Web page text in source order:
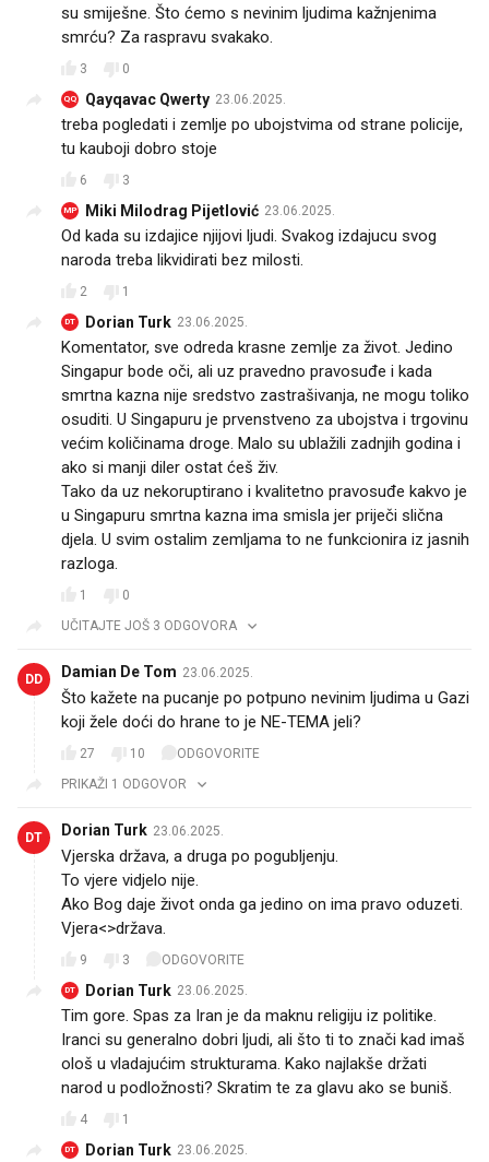
su smiješne. Što ćemo s nevinim ljudima kažnjenima
smrću? Za raspravu svakako.
3 0
QQ Qayqavac Qwerty 23.06.2025.
treba pogledati i zemlje po ubojstvima od strane policije,
tu kauboji dobro stoje
6 3
MP Miki Milodrag Pijetlović 23.06.2025.
Od kada su izdajice njijovi ljudi. Svakog izdajucu svog
naroda treba likvidirati bez milosti.
2 1
DT Dorian Turk 23.06.2025.
Komentator, sve odreda krasne zemlje za život. Jedino
Singapur bode oči, ali uz pravedno pravosuđe i kada
smrtna kazna nije sredstvo zastrašivanja, ne mogu toliko
osuditi. U Singapuru je prvenstveno za ubojstva i trgovinu
većim količinama droge. Malo su ublažili zadnjih godina i
ako si manji diler ostat ćeš živ.
Tako da uz nekoruptirano i kvalitetno pravosuđe kakvo je
u Singapuru smrtna kazna ima smisla jer priječi slična
djela. U svim ostalim zemljama to ne funkcionira iz jasnih
razloga.
1
0
UČITAJTE JOŠ 3 ODGOVORA
DD Damian De Tom 23.06.2025.
Što kažete na pucanje po potpuno nevinim ljudima u Gazi
koji žele doći do hrane to je NE-TEMA jeli?
27 10
ODGOVORITE
PRIKAŽI 1 ODGOVOR
DT Dorian Turk 23.06.2025.
Vjerska država, a druga po pogubljenju.
To vjere vidjelo nije.
Ako Bog daje život onda ga jedino on ima pravo oduzeti.
Vjera<>država.
9 3 ODGOVORITE
DT Dorian Turk 23.06.2025.
Tim gore. Spas za Iran je da maknu religiju iz politike.
Iranci su generalno dobri ljudi, ali što ti to znači kad imaš
ološ u vladajućim strukturama. Kako najlakše držati
narod u podložnosti? Skratim te za glavu ako se buniš.
4 1
DT Dorian Turk 23.06.2025.